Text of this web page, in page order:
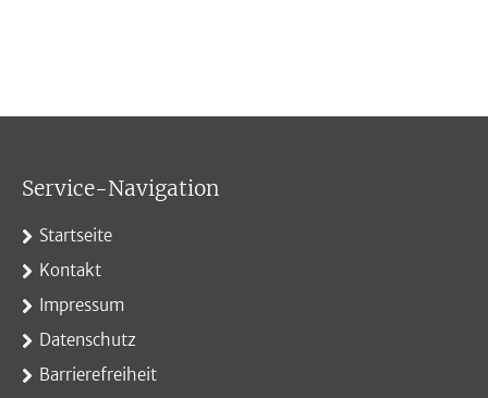
Service-Navigation
Startseite
Kontakt
Impressum
Datenschutz
Barrierefreiheit